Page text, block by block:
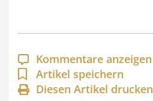
p
a
n
n
Kommentare anzeigen
Artikel speichern
Diesen Artikel drucken